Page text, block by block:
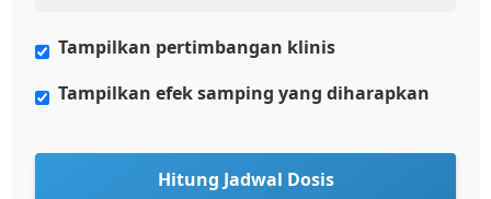
Tampilkan pertimbangan klinis
Tampilkan efek samping yang diharapkan
Hitung Jadwal Dosis